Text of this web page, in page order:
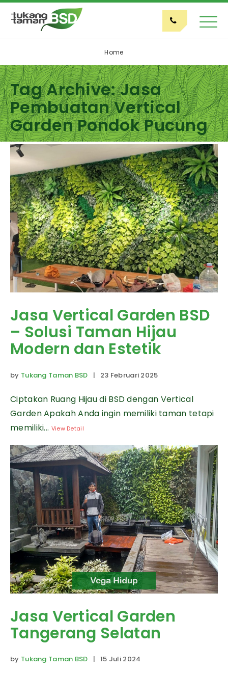
Home
Tag Archive: Jasa
Pembuatan Vertical
Garden Pondok Pucung
Jasa Vertical Garden BSD
– Solusi Taman Hijau
Modern dan Estetik
by Tukang Taman BSD | 23 Februari 2025
Ciptakan Ruang Hijau di BSD dengan Vertical
Garden Apakah Anda ingin memiliki taman tetapi
memiliki... View Detail
Jasa Vertical Garden
Tangerang Selatan
by Tukang Taman BSD | 15 Juli 2024